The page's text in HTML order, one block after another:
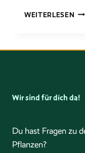
WEITERLESEN DIE
Wir sind für dich da!
Du hast Fragen zu
Pflanzen?